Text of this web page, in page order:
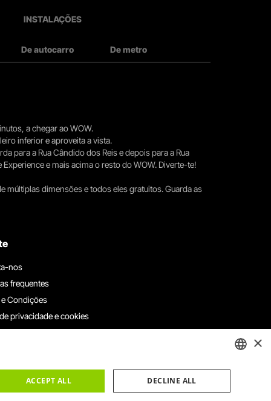
INSTALAÇÕES
De autocarro De metro
a chegar ao WOW.
inferior e aproveita a vista.
para a Rua Cândido dos Reis e depois para a Rua
e mais acima o resto do WOW. Diverte-te!
múltiplas dimensões e todos eles gratuitos. Guarda as
nos
frequentes
Condições
privacidade e cookies
connosco
×
ACCEPT ALL DECLINE ALL